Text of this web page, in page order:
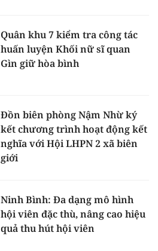
Quân khu 7 kiểm tra công tác
huấn luyện Khối nữ sĩ quan
Gìn giữ hòa bình
Đồn biên phòng Nậm Nhừ ký
kết chương trình hoạt động kết
nghĩa với Hội LHPN 2 xã biên
giới
Ninh Bình: Đa dạng mô hình
hội viên đặc thù, nâng cao hiệu
quả thu hút hội viên